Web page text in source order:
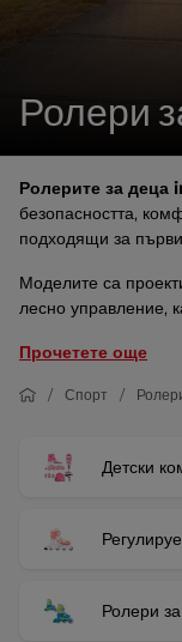
Ролери
Ролерите за деца
безопасността,
подходящи за
Моделите са
лесно управление,
Прочетете още
Спорт
Детски
Ролери